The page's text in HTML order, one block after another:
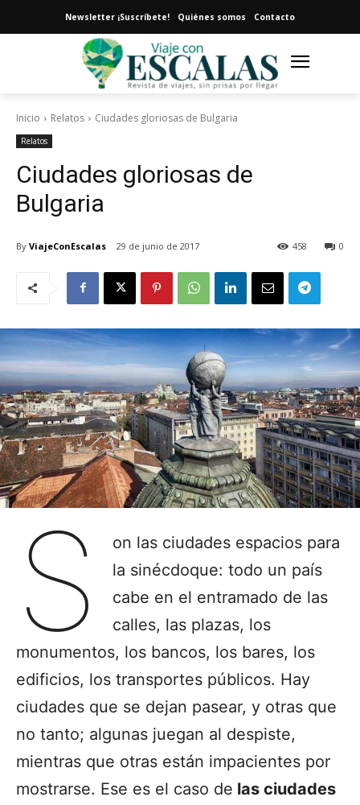
Newsletter ¡Suscríbete! Quiénes somos Contacto
Inicio Relatos Ciudades gloriosas de Bulgaria
Relatos
Ciudades gloriosas de
Bulgaria
By ViajeConEscalas 29 de junio de 2017 0
458
S
on las ciudades espacios para
la sinécdoque: todo un país
cabe en el entramado de las
calles, las plazas, los
monumentos, los bancos, los bares, los
edificios, los transportes públicos. Hay
ciudades que se dejan pasear, y otras que
no tanto; algunas juegan al despiste,
mientras que otras están impacientes por
mostrarse. Ese es el caso de las ciudades